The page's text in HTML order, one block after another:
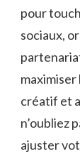
pour
sociaux,
maximiser
créatif et
n’oubliez
ajuster